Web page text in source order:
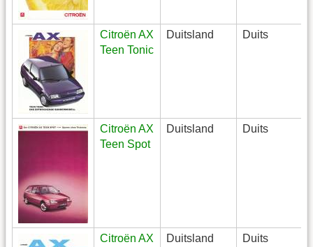
Citroën AX
Teen Tonic
Duitsland Duits
Citroën AX
Teen Spot
Duitsland Duits
Citroën AX
Duitsland Duits